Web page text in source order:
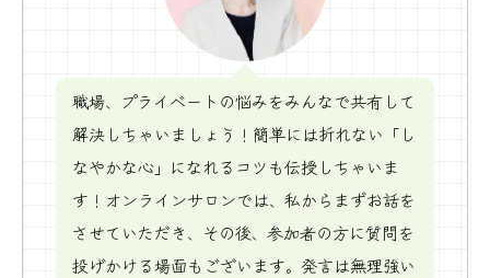
職場、プライベートの悩みをみんなで共有して
解決しちゃいましょう！簡単には折れない「し
なやかな心」になれるコツも伝授しちゃいま
す！オンラインサロンでは、私からまずお話を
させていただき、その後、参加者の方に質問を
投げかける場面もございます。発言は無理強い